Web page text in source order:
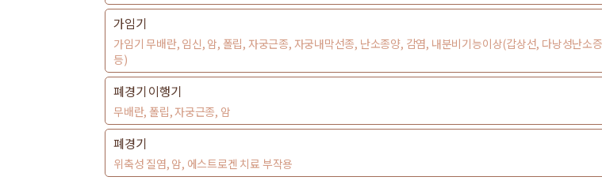
가임기
가임기 무배란, 임신, 암, 폴립, 자궁근종, 자궁내막선종, 난소종양, 감염, 내분비기능이상(갑상선, 다낭성난소
등)
폐경기 이행기
무배란, 폴립, 자궁근종, 암
폐경기
위축성 질염, 암, 에스트로겐 치료 부작용